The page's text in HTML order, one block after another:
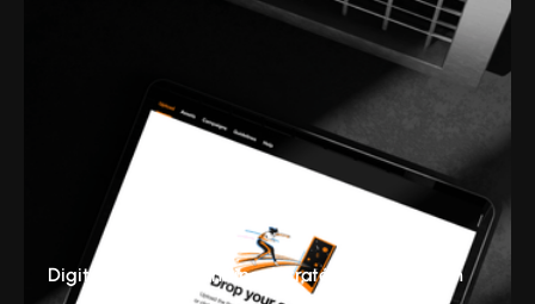
Digital & Tech Branding Stratégie Production